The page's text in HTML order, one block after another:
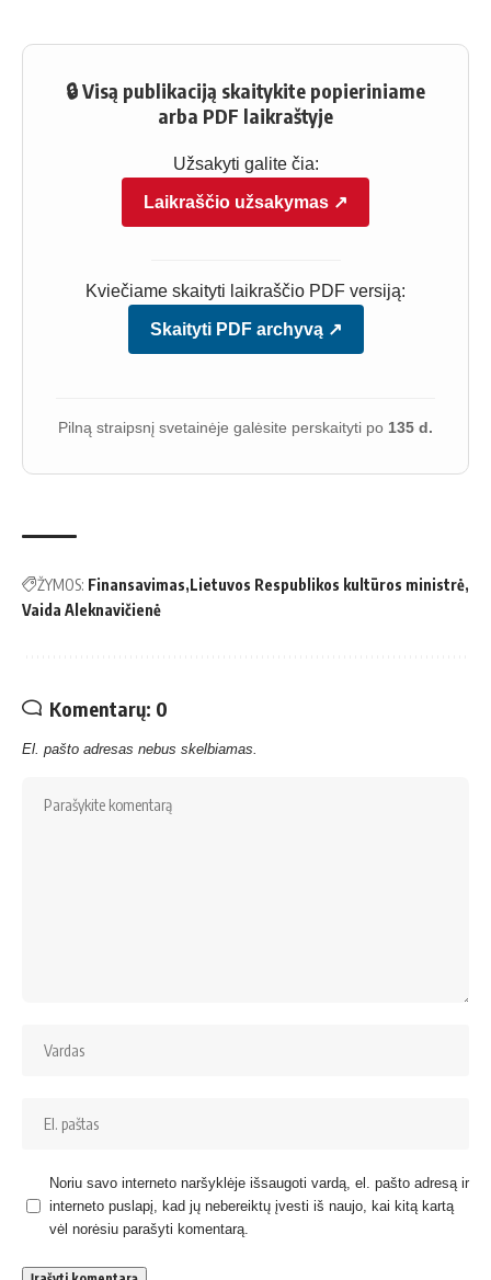
🔒 Visą publikaciją skaitykite popieriniame
arba PDF laikraštyje
Užsakyti galite čia:
Laikraščio užsakymas ↗
Kviečiame skaityti laikraščio PDF versiją:
Skaityti PDF archyvą ↗
Pilną straipsnį svetainėje galėsite perskaityti po 135 d.
ŽYMOS: Finansavimas Lietuvos Respublikos kultūros ministrė
Vaida Aleknavičienė
Komentarų: 0
El. pašto adresas nebus skelbiamas.
Noriu savo interneto naršyklėje išsaugoti vardą, el. pašto adresą ir
interneto puslapį, kad jų nebereiktų įvesti iš naujo, kai kitą kartą
vėl norėsiu parašyti komentarą.